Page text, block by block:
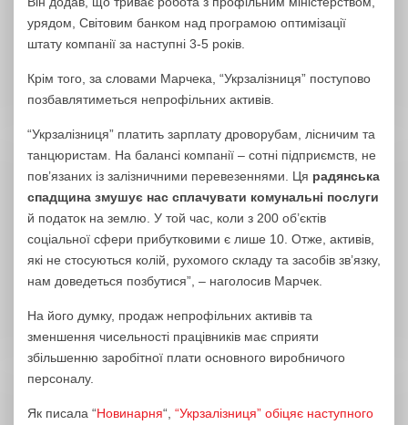
урядом, Світовим банком над програмою оптимізації
штату компанії за наступні 3-5 років.
Крім того, за словами Марчека, “Укрзалізниця” поступово
позбавлятиметься непрофільних активів.
“Укрзалізниця” платить зарплату дроворубам, лісничим та
танцюристам. На балансі компанії – сотні підприємств, не
пов’язаних із залізничними перевезеннями. Ця радянська
спадщина змушує нас сплачувати комунальні послуги
й податок на землю. У той час, коли з 200 об’єктів
соціальної сфери прибутковими є лише 10. Отже, активів,
які не стосуються колій, рухомого складу та засобів зв’язку,
нам доведеться позбутися”, – наголосив Марчек.
На його думку, продаж непрофільних активів та
зменшення чисельності працівників має сприяти
збільшенню заробітної плати основного виробничого
персоналу.
Як писала “Новинарня“, “Укрзалізниця” обіцяє наступного